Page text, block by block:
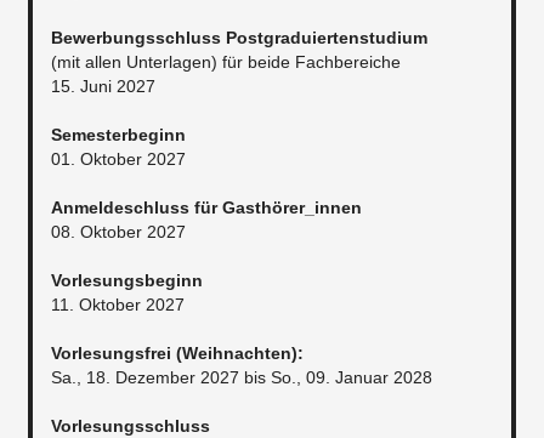
Bewerbungsschluss Postgraduiertenstudium
(mit allen Unterlagen) für beide Fachbereiche
15. Juni 2027
Semesterbeginn
01. Oktober 2027
Anmeldeschluss für Gasthörer_innen
08. Oktober 2027
Vorlesungsbeginn
11. Oktober 2027
Vorlesungsfrei (Weihnachten):
Sa., 18. Dezember 2027 bis So., 09. Januar 2028
Vorlesungsschluss